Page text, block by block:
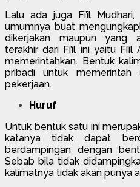
Lalu ada juga Fi’il
umumnya buat
dikerjakan maupun yang
terakhir dari Fi’il ini yaitu
memerintahkan. Bentuk
pribadi untuk memerintah
pekerjaan.
Huruf
Untuk bentuk satu ini
katanya tidak dapat
berdampingan dengan
Sebab bila tidak
kalimatnya tidak akan punya